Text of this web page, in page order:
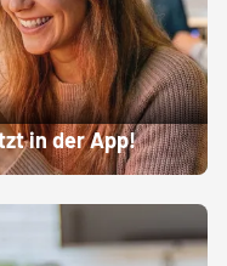
in der App!